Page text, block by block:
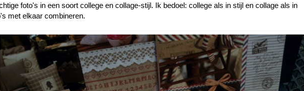
foto's in een soort college en collage-stijl. Ik bedoel: college als in stijl en collage als in
met elkaar combineren.